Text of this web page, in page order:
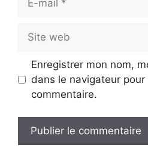
mail
web
Enregistrer mon nom,
dans le navigateur pour
commentaire.